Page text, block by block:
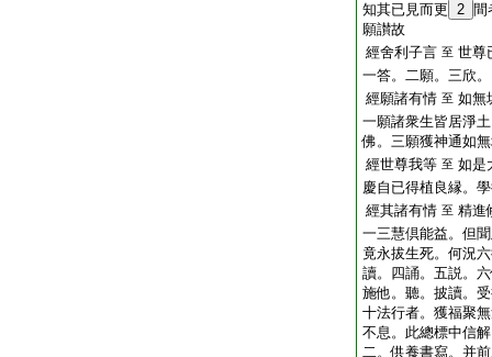
知其已見而更 2 間
願讃故
經舍利子言 至 世尊
一答。二願。三欣
經願諸有情 至 如無
一願諸衆生皆居淨
佛。三願獲神通如
經世尊我等 至 如是
慶自已得植良縁。
經其諸有情 至 精進
一三慧倶能益。但
竟永拔生死。何況
讀。四誦。五説。
施他。聽。披讀。
十法行者。獲福聚
不息。此總標中信
二。供養書寫。并